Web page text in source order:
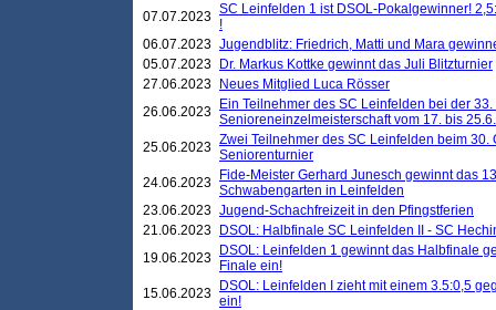
07.07.2023 SC Leinfelden 1 ist DSOL-Pokalgewinner!
!
06.07.2023 Jugendblitz: Friedrich, Matti und Mara
05.07.2023
Dr. Markus Kottke gewinnt das Juli Blitzturnier
27.06.2023
Neues Mitglied Luca Rösser
26.06.2023
Ein Teilnehmer des SC Leinfelden bei der
Senioreneinzelmeisterschaft vom 17. bis
25.06.2023 Zwei Teilnehmer des SC Leinfelden beim
Seniorenturnier
24.06.2023
Fide-Meister Gerhard Junesch gewinnt das
Schwabengarten in Leinfelden
23.06.2023 Jugend-Schachfreizeit in den Pfingstferien
21.06.2023
DSOL: Halbfinale SC Leinfelden II - SC
19.06.2023
DSOL: Leinfelden 1 gewinnt das Halbfinale
Finale ein!
15.06.2023
DSOL: Leinfelden I zieht mit einem 3.5:0,5
ein!